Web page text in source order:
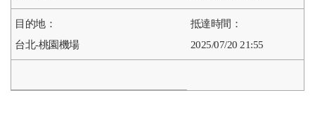
台北-桃園機場 2025/07/20 21:55